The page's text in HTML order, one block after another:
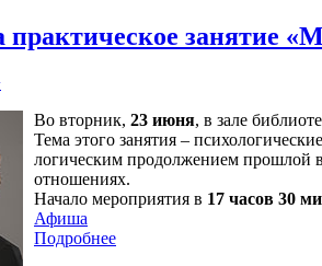
занятие
Во вторник, 23 июня, в зале
Тема этого занятия –
логическим продолжением прошлой
отношениях.
Начало мероприятия в 17 часов 30
Афиша
Подробнее